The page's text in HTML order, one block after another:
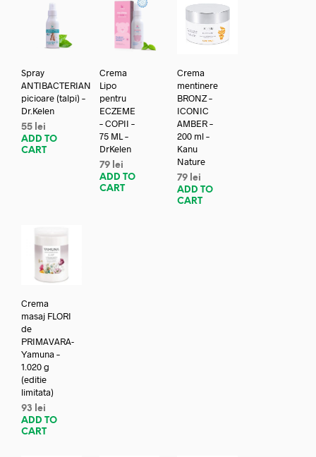
Spray
ANTIBACTERIAN
picioare (talpi) –
Dr.Kelen
55 lei
ADD TO
CART
Crema
Lipo
pentru
ECZEME
– COPII –
75 ML –
DrKelen
79 lei
ADD TO
CART
Crema
mentinere
BRONZ –
ICONIC
AMBER –
200 ml –
Kanu
Nature
79 lei
ADD TO
CART
Crema
masaj FLORI
de
PRIMAVARA-
Yamuna –
1.020 g
(editie
limitata)
93
lei
ADD TO
CART